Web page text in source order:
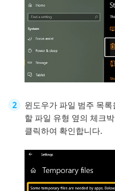
윈도우가 파일 범주 목
할 파일 유형 옆의 체크
클릭하여 확인합니다.